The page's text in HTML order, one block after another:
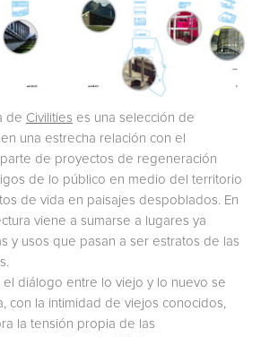
de Civilities es una selección de
una estrecha relación con el
parte de proyectos de regeneración
de lo público en medio del territorio
de vida en paisajes despoblados. En
viene a sumarse a lugares ya
y usos que pasan a ser estratos de las
el diálogo entre lo viejo y lo nuevo se
con la intimidad de viejos conocidos,
la tensión propia de las